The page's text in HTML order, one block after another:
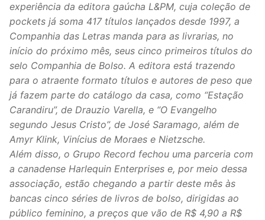
experiência da editora gaúcha L&PM, cuja coleção de
pockets já soma 417 títulos lançados desde 1997, a
Companhia das Letras manda para as livrarias, no
início do próximo mês, seus cinco primeiros títulos do
selo Companhia de Bolso. A editora está trazendo
para o atraente formato títulos e autores de peso que
já fazem parte do catálogo da casa, como “Estação
Carandiru”, de Drauzio Varella, e “O Evangelho
segundo Jesus Cristo”, de José Saramago, além de
Amyr Klink, Vinícius de Moraes e Nietzsche.
Além disso, o Grupo Record fechou uma parceria com
a canadense Harlequin Enterprises e, por meio dessa
associação, estão chegando a partir deste mês às
bancas cinco séries de livros de bolso, dirigidas ao
público feminino, a preços que vão de R$ 4,90 a R$